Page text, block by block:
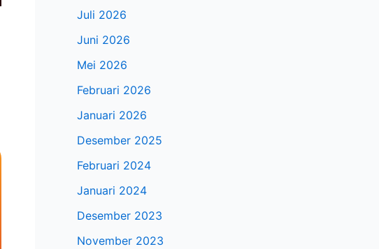
Juli 2026
Juni 2026
Mei 2026
Februari 2026
Januari 2026
Desember 2025
Februari 2024
Januari 2024
Desember 2023
November 2023